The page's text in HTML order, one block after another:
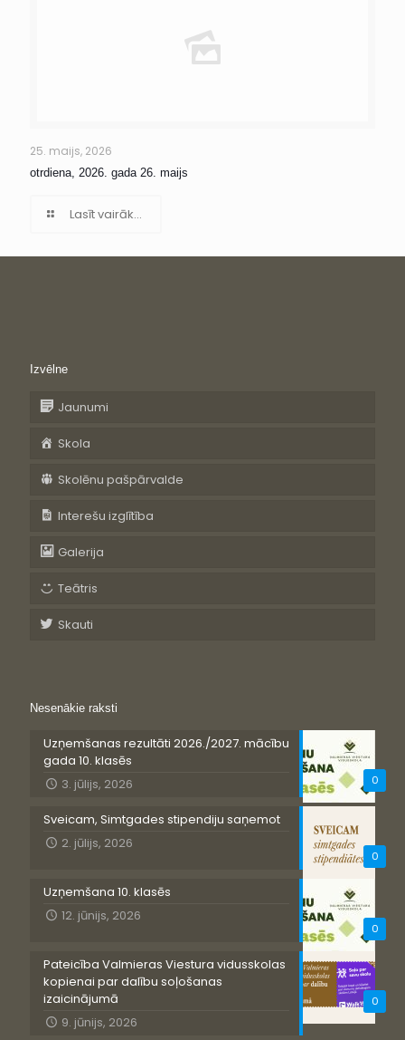
25. maijs, 2026
otrdiena, 2026. gada 26. maijs
Lasīt vairāk...
Izvēlne
Jaunumi
Skola
Skolēnu pašpārvalde
Interešu izglītība
Galerija
Teātris
Skauti
Nesenākie raksti
0
Uzņemšanas rezultāti 2026./2027. mācību
gada 10. klasēs
3. jūlijs, 2026
0
Sveicam, Simtgades stipendiju saņemot
2. jūlijs, 2026
0
Uzņemšana 10. klasēs
12. jūnijs, 2026
0
Pateicība Valmieras Viestura vidusskolas
kopienai par dalību soļošanas
izaicinājumā
9. jūnijs, 2026